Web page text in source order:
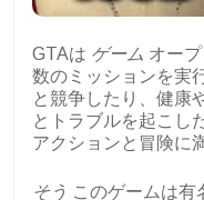
GTAは ゲーム オープ
数のミッションを実
と競争したり、健康
とトラブルを起こし
アクションと冒険に
そう このゲームは有